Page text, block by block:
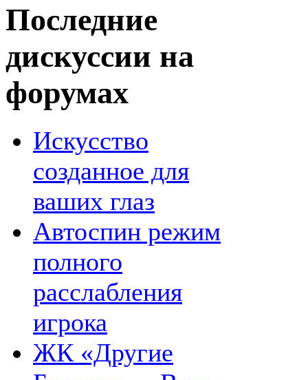
Последние
дискуссии на
форумах
Искусство
созданное для
ваших глаз
Автоспин режим
полного
расслабления
игрока
ЖК «Другие